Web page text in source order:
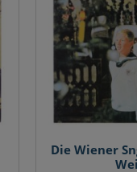
Die Wiener